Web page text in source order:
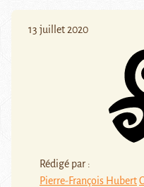
13 juillet 2020
Rédigé par :
Pierre-François Hubert